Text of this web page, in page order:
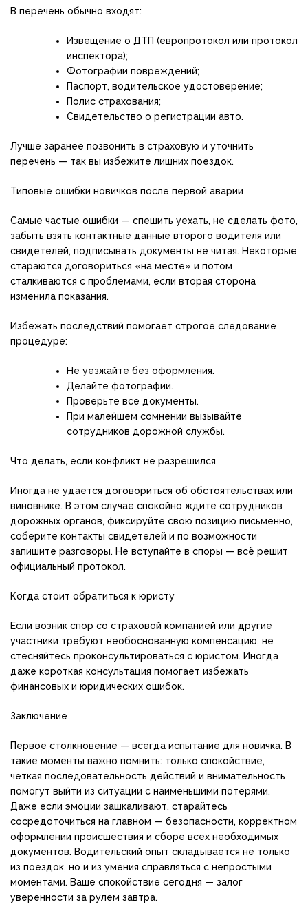
В перечень обычно входят:
Извещение о ДТП (европротокол или протокол
инспектора);
Фотографии повреждений;
Паспорт, водительское удостоверение;
Полис страхования;
Свидетельство о регистрации авто.
Лучше заранее позвонить в страховую и уточнить
перечень — так вы избежите лишних поездок.
Типовые ошибки новичков после первой аварии
Самые частые ошибки — спешить уехать, не сделать фото,
забыть взять контактные данные второго водителя или
свидетелей, подписывать документы не читая. Некоторые
стараются договориться «на месте» и потом
сталкиваются с проблемами, если вторая сторона
изменила показания.
Избежать последствий помогает строгое следование
процедуре:
Не уезжайте без оформления.
Делайте фотографии.
Проверьте все документы.
При малейшем сомнении вызывайте
сотрудников дорожной службы.
Что делать, если конфликт не разрешился
Иногда не удается договориться об обстоятельствах или
виновнике. В этом случае спокойно ждите сотрудников
дорожных органов, фиксируйте свою позицию письменно,
соберите контакты свидетелей и по возможности
запишите разговоры. Не вступайте в споры — всё решит
официальный протокол.
Когда стоит обратиться к юристу
Если возник спор со страховой компанией или другие
участники требуют необоснованную компенсацию, не
стесняйтесь проконсультироваться с юристом. Иногда
даже короткая консультация помогает избежать
финансовых и юридических ошибок.
Заключение
Первое столкновение — всегда испытание для новичка. В
такие моменты важно помнить: только спокойствие,
четкая последовательность действий и внимательность
помогут выйти из ситуации с наименьшими потерями.
Даже если эмоции зашкаливают, старайтесь
сосредоточиться на главном — безопасности, корректном
оформлении происшествия и сборе всех необходимых
документов. Водительский опыт складывается не только
из поездок, но и из умения справляться с непростыми
моментами. Ваше спокойствие сегодня — залог
уверенности за рулем завтра.